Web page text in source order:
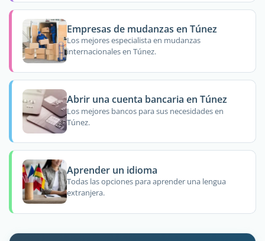
Empresas de mudanzas en Túnez
Los mejores especialista en mudanzas
internacionales en Túnez.
Abrir una cuenta bancaria en Túnez
Los mejores bancos para sus necesidades en
Túnez.
Aprender un idioma
Todas las opciones para aprender una lengua
extranjera.